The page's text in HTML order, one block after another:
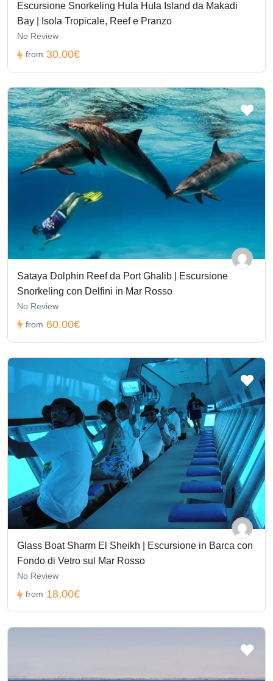
Escursione Snorkeling Hula Hula Island da Makadi
Bay | Isola Tropicale, Reef e Pranzo
No Review
from 30,00€
Sataya Dolphin Reef da Port Ghalib | Escursione
Snorkeling con Delfini in Mar Rosso
No Review
from 60,00€
Glass Boat Sharm El Sheikh | Escursione in Barca con
Fondo di Vetro sul Mar Rosso
No Review
from 18,00€